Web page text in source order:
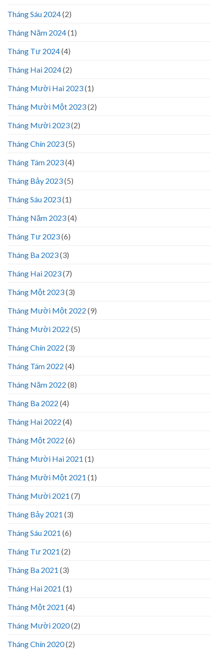
Tháng Sáu 2024(2)
Tháng Năm 2024(1)
Tháng Tư 2024(4)
Tháng Hai 2024(2)
Tháng Mười Hai 2023(1)
Tháng Mười Một 2023(2)
Tháng Mười 2023(2)
Tháng Chín 2023(5)
Tháng Tám 2023(4)
Tháng Bảy 2023(5)
Tháng Sáu 2023(1)
Tháng Năm 2023(4)
Tháng Tư 2023(6)
Tháng Ba 2023(3)
Tháng Hai 2023(7)
Tháng Một 2023(3)
Tháng Mười Một 2022 (9)
Tháng Mười 2022 (5)
Tháng Chín 2022 (3)
Tháng Tám 2022 (4)
Tháng Năm 2022 (8)
Tháng Ba 2022 (4)
Tháng Hai 2022 (4)
Tháng Một 2022 (6)
Tháng Mười Hai 2021 (1)
Tháng Mười Một 2021 (1)
Tháng Mười 2021 (7)
Tháng Bảy 2021 (3)
Tháng Sáu 2021 (6)
Tháng Tư 2021 (2)
Tháng Ba 2021 (3)
Tháng Hai 2021 (1)
Tháng Một 2021 (4)
Tháng Mười 2020(2)
Tháng Chín 2020(2)